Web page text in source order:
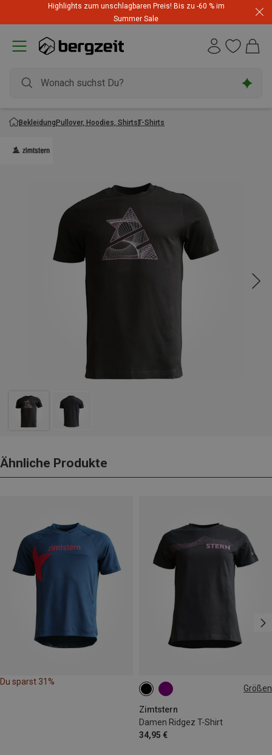
Highlights zum unschlagbaren Preis! Bis zu -60 % im
Summer Sale
BekleidungPullover, Hoodies, ShirtsT-Shirts
Ähnliche Produkte
Du sparst 31%
Größen
Zimtstern
Damen Ridgez T-Shirt
34,95 €
S M